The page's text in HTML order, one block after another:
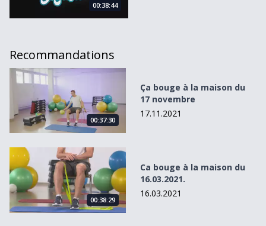
00:38:44
Recommandations
Ça bouge à la maison du 17 novembre
00:37:30
Ça bouge à la maison du
17 novembre
17.11.2021
Ca bouge à la maison du 16.03.2021.
00:38:29
Ca bouge à la maison du
16.03.2021.
16.03.2021